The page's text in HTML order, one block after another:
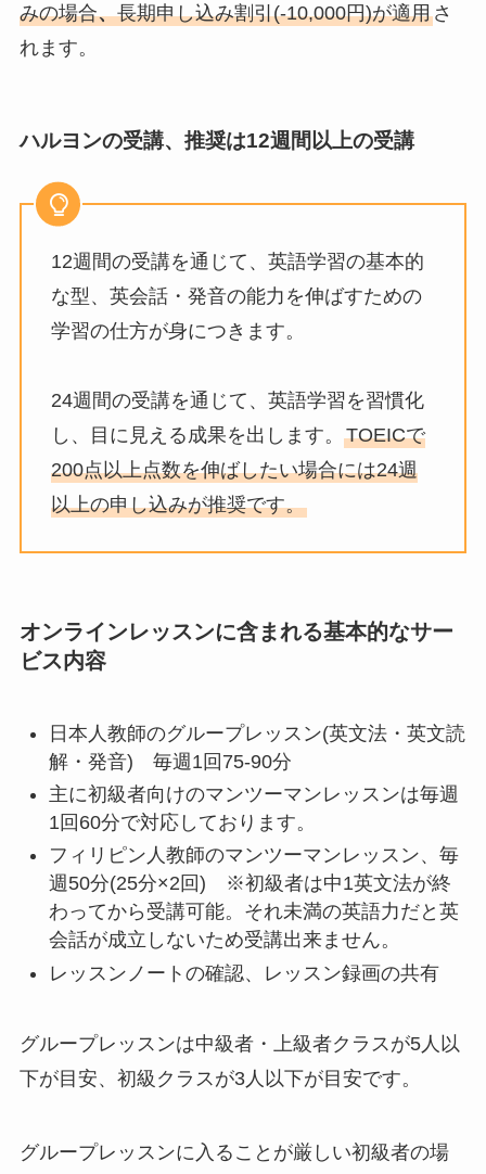
みの場合、長期申し込み割引(-10,000円)が適用さ
れます。
ハルヨンの受講、推奨は12週間以上の受講
12週間の受講を通じて、英語学習の基本的
な型、英会話・発音の能力を伸ばすための
学習の仕方が身につきます。
24週間の受講を通じて、英語学習を習慣化
し、目に見える成果を出します。 TOEICで
200点以上点数を伸ばしたい場合には24週
以上の申し込みが推奨です。
オンラインレッスンに含まれる基本的なサー
ビス内容
日本人教師のグループレッスン(英文法・英文読
解・発音) 毎週1回75-90分
主に初級者向けのマンツーマンレッスンは毎週
1回60分で対応しております。
フィリピン人教師のマンツーマンレッスン、毎
週50分(25分×2回) ※初級者は中1英文法が終
わってから受講可能。それ未満の英語力だと英
会話が成立しないため受講出来ません。
レッスンノートの確認、レッスン録画の共有
グループレッスンは中級者・上級者クラスが5人以
下が目安、初級クラスが3人以下が目安です。
グループレッスンに入ることが厳しい初級者の場